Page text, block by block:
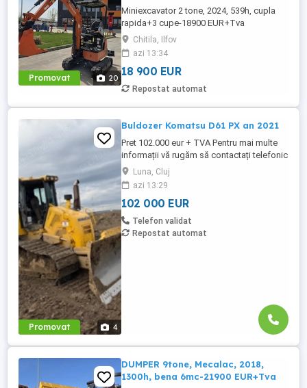
Promovat 20
Miniexcavator 2 tone, 2024, 539h, cupla
rapida+3 cupe-18900 EUR+Tva
Chitila, Ilfov
azi 13:34
18 900 EUR
Repostat automat
Promovat 4
Buldozer Komatsu D61 PX an 2021
Pret 102.000 eur + TVA Pentru mai multe
informații vă rugăm să contactați telefonic
la numerele: tel: 0743 131 559 sau: 0751
268 586 Buldozer Komatsu D 61 PX an
fabricatie 2021 ore de funcționare 8.300 h
greutate 22 tone lamă 6 poziții șenile 80%
bune Stare foarte buna.
Luna, Cluj
azi 13:29
102 000 EUR
Telefon validat
Repostat automat
DUMPER 9tone, Mecalac, 2018,
1300h, bena 6mc-21900 EUR+Tva